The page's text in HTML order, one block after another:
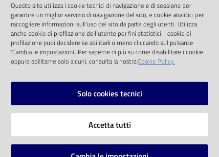
Chiedi al
bibliotecario
Avvisi
solo alle condizioni previste dalla direttiva
comunitaria 2003/98/CE e dal d.lgs. 36/2006
SOCIAL
Instagram
Vai alla pagina
Questo sito utilizza i cookie tecnici di navigazione e di sessione per
garantire un miglior servizio di navigazione del sito, e cookie analitici per
raccogliere informazioni sull'uso del sito da parte degli utenti. Utilizza
anche cookie di profilazione dell'utente per fini statistici. I cookie di
profilazione puoi decidere se abilitarli o meno cliccando sul pulsante
'Cambia le impostazioni'. Per saperne di più su come disabilitare i cookie
oppure abilitarne solo alcuni, consulta la nostraCookie Policy.
Solo cookies tecnici
Accetta tutti